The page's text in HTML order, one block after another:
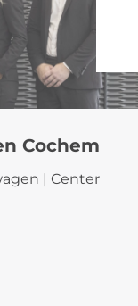
Cochem
| Center